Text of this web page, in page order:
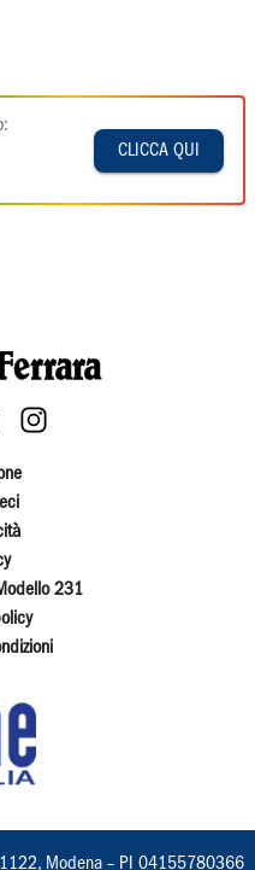
CLICCA QUI
231
Modena – PI 04155780366